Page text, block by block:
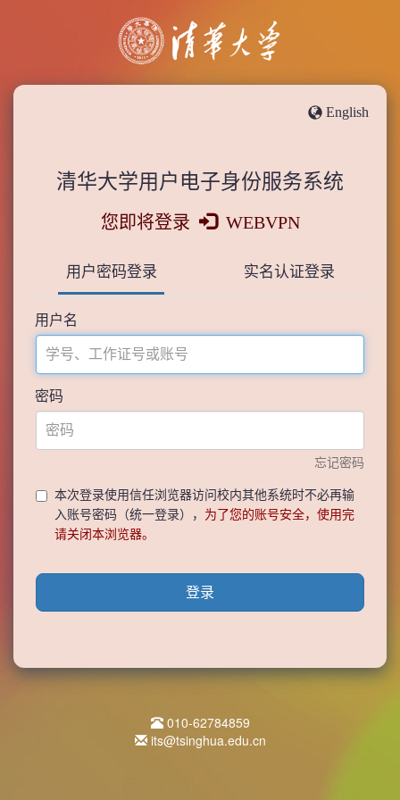
English
清华大学用户电子身份服务系统
您即将登录 WEBVPN
用户密码登录 实名认证登录
用户名
密码
忘记密码
本次登录使用信任浏览器访问校内其他系统时不必再输
入账号密码（统一登录）， 为了您的账号安全，使用完
请关闭本浏览器。
登录
010-62784859
its@tsinghua.edu.cn